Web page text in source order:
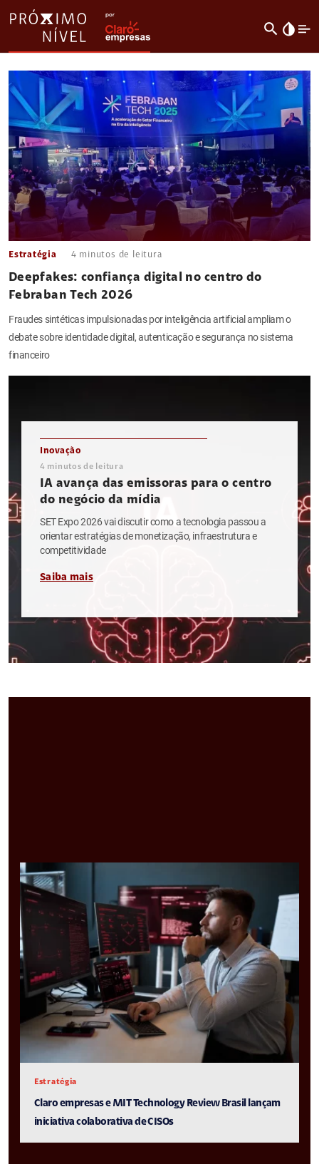
search invert_colors
Estratégia 4 minutos de leitura
Deepfakes: confiança digital no centro do
Febraban Tech 2026
Fraudes sintéticas impulsionadas por inteligência artificial ampliam o
debate sobre identidade digital, autenticação e segurança no sistema
financeiro
Inovação
4 minutos de leitura
IA avança das emissoras para o centro
do negócio da mídia
SET Expo 2026 vai discutir como a tecnologia passou a
orientar estratégias de monetização, infraestrutura e
competitividade
Saiba mais
Estratégia
Claro empresas e MIT Technology Review Brasil lançam
iniciativa colaborativa de CISOs